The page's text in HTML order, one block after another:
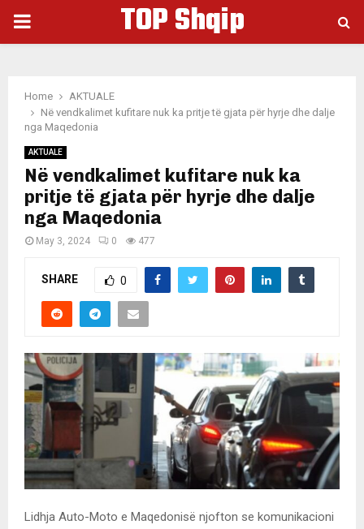
PRIMARY
TOP Shqip
Home
AKTUALE
Në vendkalimet kufitare nuk ka pritje të gjata për hyrje dhe dalje
nga Maqedonia
AKTUALE
Në vendkalimet kufitare nuk ka
pritje të gjata për hyrje dhe dalje
nga Maqedonia
May 3, 2024 0 477
SHARE 0
Lidhja Auto-Moto e Maqedonisë njofton se komunikacioni